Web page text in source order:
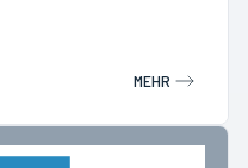
MEHR